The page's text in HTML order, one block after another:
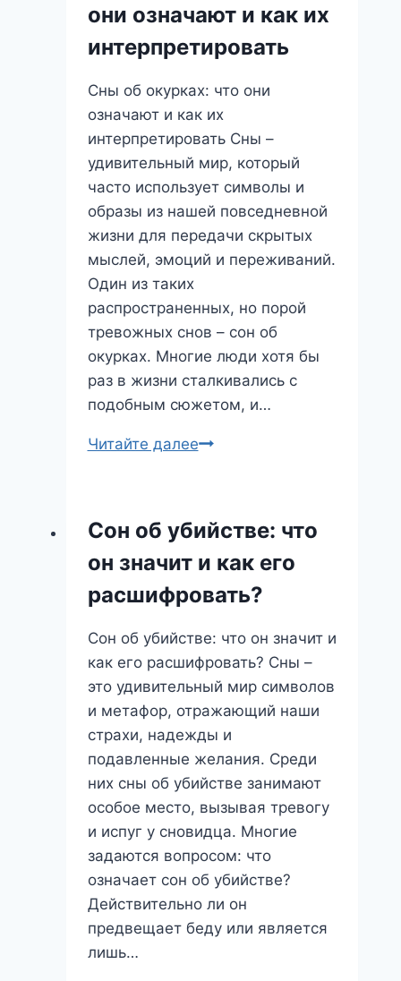
за
потоками
воды?
они означают и как их
интерпретировать
Сны об окурках: что они
означают и как их
интерпретировать Сны –
удивительный мир, который
часто использует символы и
образы из нашей повседневной
жизни для передачи скрытых
мыслей, эмоций и переживаний.
Один из таких
распространенных, но порой
тревожных снов – сон об
окурках. Многие люди хотя бы
раз в жизни сталкивались с
подобным сюжетом, и…
Читайте далееСны
они
означают
и
их
интерпретировать
Сон об убийстве: что
он значит и как его
расшифровать?
Сон об убийстве: что он значит и
как его расшифровать? Сны –
это удивительный мир символов
и метафор, отражающий наши
страхи, надежды и
подавленные желания. Среди
них сны об убийстве занимают
особое место, вызывая тревогу
и испуг у сновидца. Многие
задаются вопросом: что
означает сон об убийстве?
Действительно ли он
предвещает беду или является
лишь…